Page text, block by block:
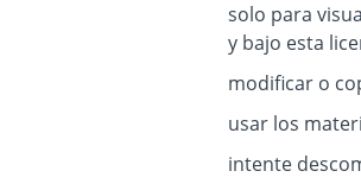
solo para
y bajo esta
modificar o
usar los
intente